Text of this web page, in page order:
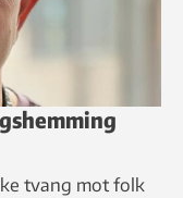
tvang mot folk